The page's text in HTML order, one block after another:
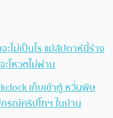
ไม่เป็นไร แม้สัปดาห์นี้ร่าง
โหวตไม่ผ่าน
เก็บเข้าตู้ หวั่นพิษ
รณ์คริปโทฯ ในบ้าน